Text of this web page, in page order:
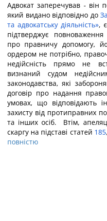
Адвокат заперечував - він
який видано відповідно до
та адвокатську діяльність»,
підтверджує
про правничу допомогу,
ордером не потрібно,
недійсність прямо не
визнаний судом
законодавства, які
договір про надання
умовах, що відповідають
захисту від протиправних
та інших осіб. Втім,
скаргу на підставі статей 185
повністю